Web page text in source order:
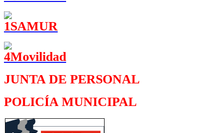
JUNTA DE PERSONAL
POLICÍA MUNICIPAL